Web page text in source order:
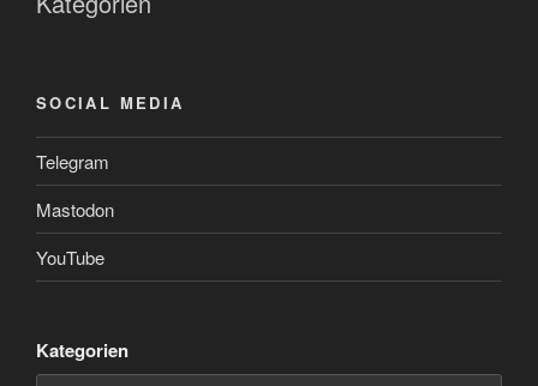
SOCIAL MEDIA
Telegram
Mastodon
YouTube
Kategorien